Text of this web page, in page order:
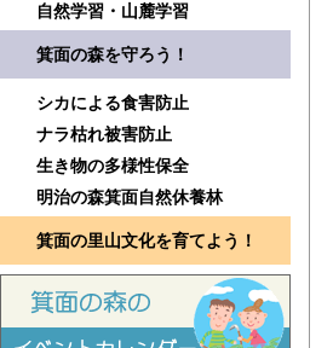
自然学習・山麓学習
箕面の森を守ろう！
シカによる食害防止
ナラ枯れ被害防止
生き物の多様性保全
明治の森箕面自然休養林
箕面の里山文化を育てよう！